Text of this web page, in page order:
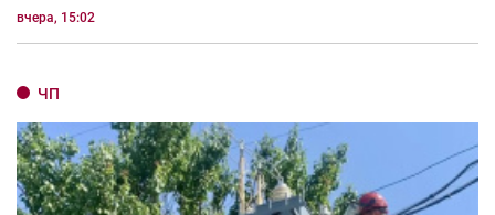
вчера, 15:02
ЧП